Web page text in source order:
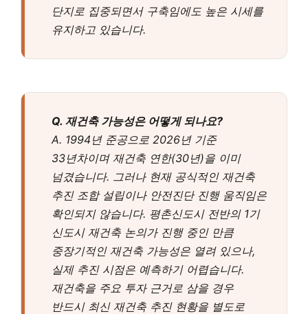
단지로 집중되면서 구축임에도 높은 시세를
유지하고 있습니다.
Q. 재건축 가능성은 어떻게 되나요?
A. 1994년 준공으로 2026년 기준
33년차이며 재건축 연한(30년)을 이미
넘겼습니다. 그러나 현재 공식적인 재건축
추진 조합 설립이나 안전진단 진행 움직임은
확인되지 않습니다. 평촌신도시 전반의 1기
신도시 재건축 논의가 진행 중인 만큼
중장기적인 재건축 가능성은 열려 있으나,
실제 추진 시점은 예측하기 어렵습니다.
재건축을 주요 투자 근거로 삼을 경우
반드시 최신 재건축 추진 현황을 별도로